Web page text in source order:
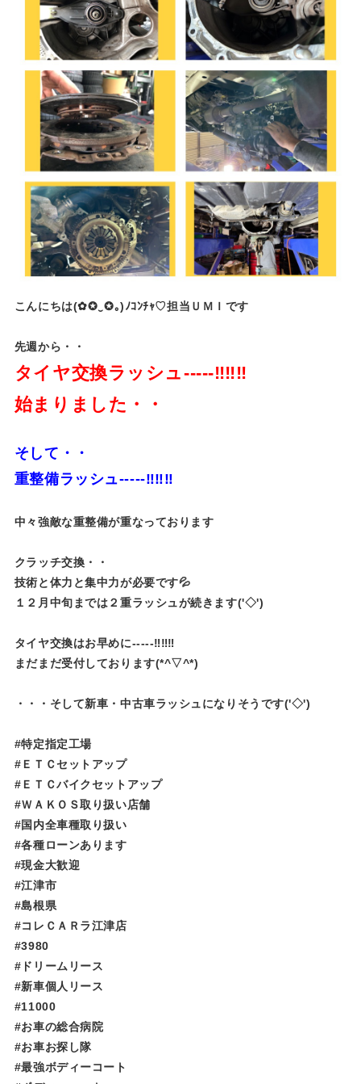
こんにちは(✿✪‿✪｡)ﾉｺﾝﾁｬ♡担当ＵＭＩです
先週から・・
タイヤ交換ラッシュ-----‼‼‼
始まりました・・
そして・・
重整備ラッシュ-----‼‼‼
中々強敵な重整備が重なっております
クラッチ交換・・
技術と体力と集中力が必要です💦
１２月中旬までは２重ラッシュが続きます('◇')ゞ
タイヤ交換はお早めに-----‼‼‼
まだまだ受付しております(*^▽^*)
・・・そして新車・中古車ラッシュになりそうです('◇')ゞ
#特定指定工場
#ＥＴＣセットアップ
#ＥＴＣバイクセットアップ
#ＷＡＫＯＳ取り扱い店舗
#国内全車種取り扱い
#各種ローンあります
#現金大歓迎
#江津市
#島根県
#コレＣＡＲラ江津店
#3980
#ドリームリース
#新車個人リース
#11000
#お車の総合病院
#お車お探し隊
#最強ボディーコート